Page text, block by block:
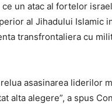
un atac al fortelor
al Jihadului Islamic
transfrontaliera cu
asasinarea liderilor
alta alegere”, a spus